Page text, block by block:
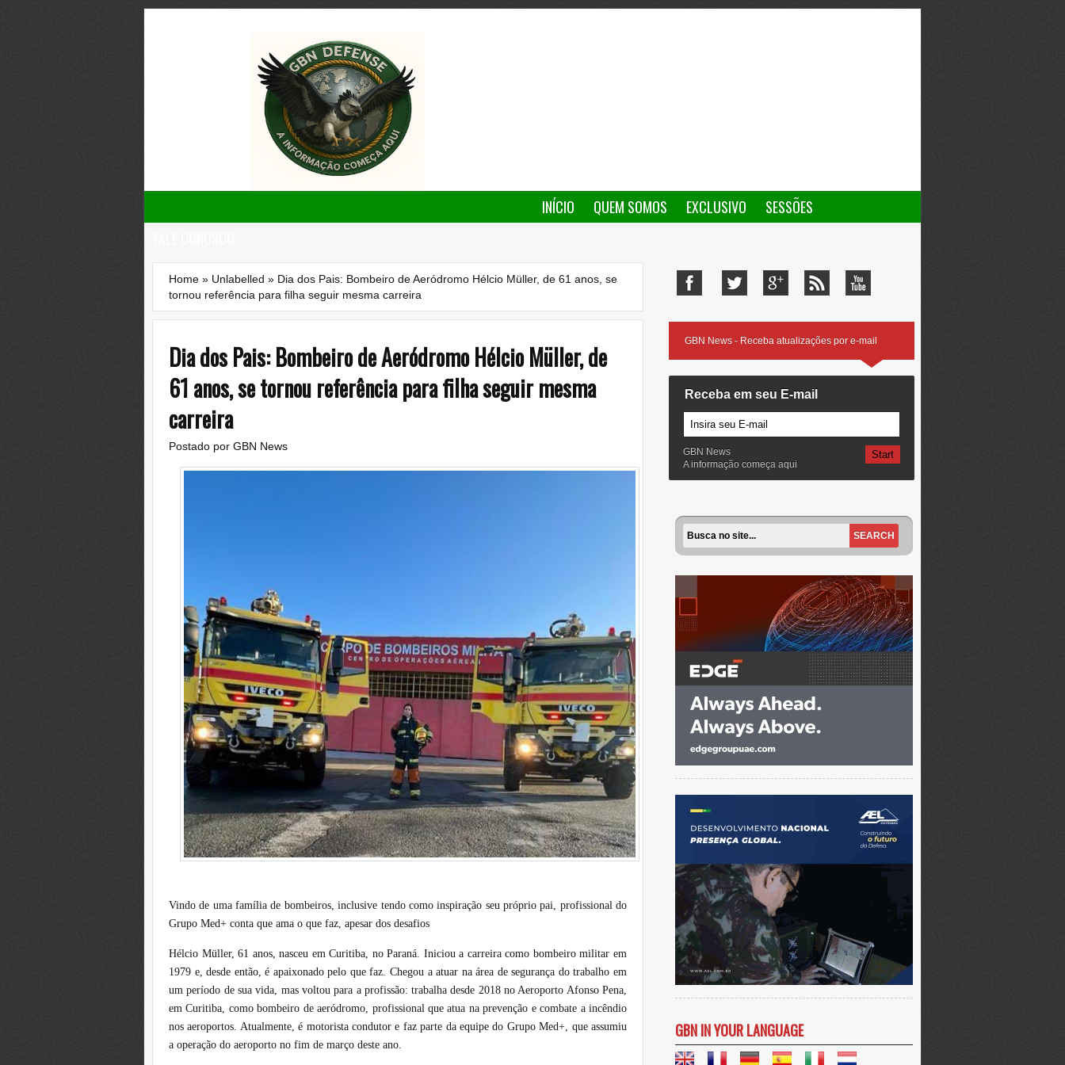
INÍCIO QUEM SOMOS EXCLUSIVO
SESSÕES
Home » Unlabelled » Dia dos Pais: Bombeiro de Aeródromo Hélcio Müller, de 61 anos, se
tornou referência para filha seguir mesma carreira
Dia dos Pais: Bombeiro de Aeródromo Hélcio Müller, de
61 anos, se tornou referência para filha seguir mesma
carreira
Postado por GBN News
Vindo de uma família de bombeiros, inclusive tendo como inspiração seu próprio pai, profissional do
Grupo Med+ conta que ama o que faz, apesar dos desafios
Hélcio Müller, 61 anos, nasceu em Curitiba, no Paraná. Iniciou a carreira como bombeiro militar em
1979 e, desde então, é apaixonado pelo que faz. Chegou a atuar na área de segurança do trabalho em
um período de sua vida, mas voltou para a profissão: trabalha desde 2018 no Aeroporto Afonso Pena,
em Curitiba, como bombeiro de aeródromo, profissional que atua na prevenção e combate a incêndio
nos aeroportos. Atualmente, é motorista condutor e faz parte da equipe do Grupo Med+, que assumiu
a operação do aeroporto no fim de março deste ano.
GBN News - Receba atualizações por e-mail
Receba em seu E-mail
GBN News
A informação começa aqui
GBN IN YOUR LANGUAGE